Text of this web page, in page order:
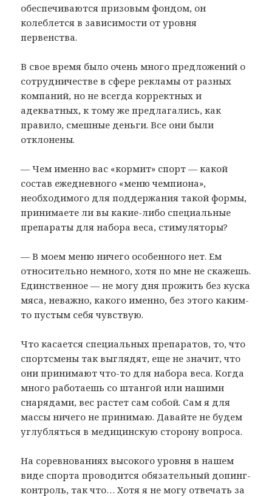
обеспечиваются призовым фондом, он
колеблется в зависимости от уровня
первенства.
В свое время было очень много предложений о
сотрудничестве в сфере рекламы от разных
компаний, но не всегда корректных и
адекватных, к тому же предлагались, как
правило, смешные деньги. Все они были
отклонены.
— Чем именно вас «кормит» спорт — какой
состав ежедневного «меню чемпиона»,
необходимого для поддержания такой формы,
принимаете ли вы какие-либо специальные
препараты для набора веса, стимуляторы?
— В моем меню ничего особенного нет. Ем
относительно немного, хотя по мне не скажешь.
Единственное — не могу дня прожить без куска
мяса, неважно, какого именно, без этого каким-
то пустым себя чувствую.
Что касается специальных препаратов, то, что
спортсмены так выглядят, еще не значит, что
они принимают что-то для набора веса. Когда
много работаешь со штангой или нашими
снарядами, вес растет сам собой. Сам я для
массы ничего не принимаю. Давайте не будем
углубляться в медицинскую сторону вопроса.
На соревнованиях высокого уровня в нашем
виде спорта проводится обязательный допинг-
контроль, так что… Хотя я не могу отвечать за